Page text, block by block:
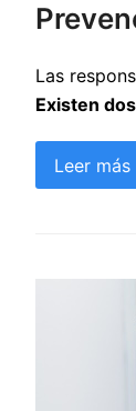
Las
Existen
Leer más